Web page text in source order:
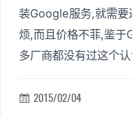
装Google服务,就需
烦,而且价格不菲,鉴
多厂商都没有过这个
 2015/02/04